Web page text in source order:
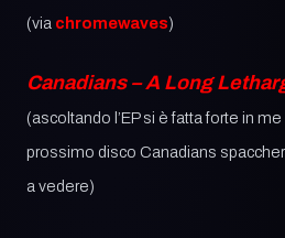
(via chromewaves)
Canadians – A Long
(ascoltando l’EP si è fatta forte in
prossimo disco Canadians
a vedere)